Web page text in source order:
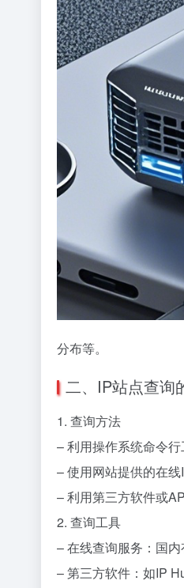
分布等。
二、IP站点查询
1. 查询方法
– 利用操作系统命令
– 使用网站提供的在线
– 利用第三方软件或
2. 查询工具
– 在线查询服务：国
– 第三方软件：如IP